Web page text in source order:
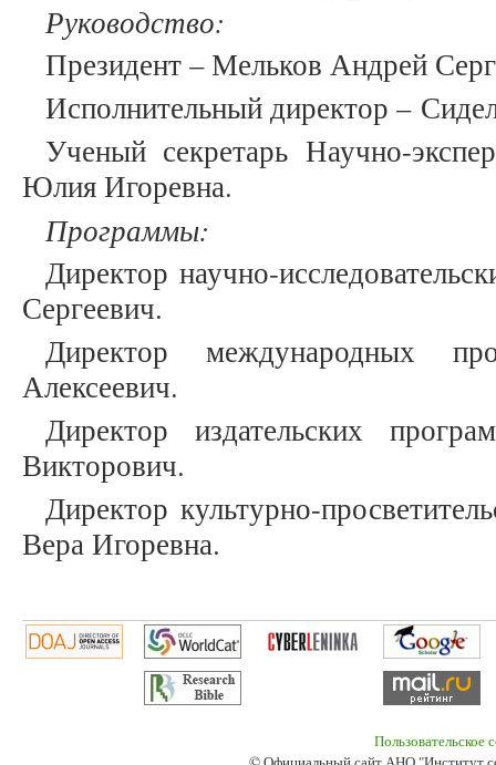
Руководство:
Президент – Мельков Андрей
Исполнительный директор –
Ученый секретарь Научно-
Юлия Игоревна.
Программы:
Директор научно-
Сергеевич.
Директор международных
Алексеевич.
Директор издательских
Викторович.
Директор культурно-
Вера Игоревна.
Пользовательское